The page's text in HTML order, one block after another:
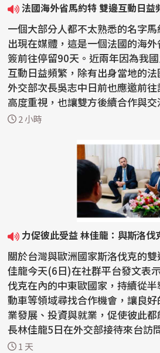
法國海外省馬約特 雙邊互動日益
一個大部分人都不太熟悉的名字
出現在媒體，這是一個法國的海
簽前往停留90天。近兩年因為我
互動日益頻繁，除有出身當地的法
外交部次長吳志中日前也應邀前
高度重視，也讓雙方後續合作與交流值
特島...
2 小時
力促彼此受益 林佳龍：與斯洛伐
關於台灣與歐洲國家斯洛伐克的
佳龍今天(6日)在社群平台發文表
伐克在內的中東歐國家，持續從
動車等領域尋找合作機會，讓良
業發展、投資與就業，促使彼此都能
長林佳龍5日在外交部接待來台訪
爾喬...
1 天